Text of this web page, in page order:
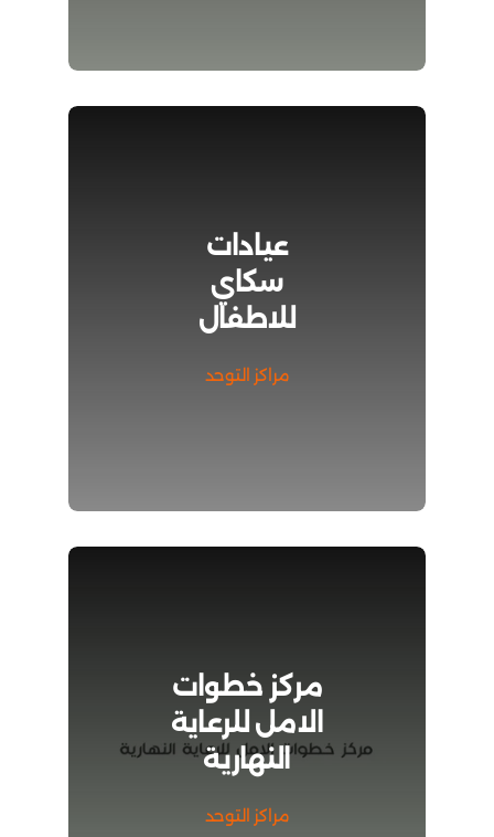
عيادات
سكاي
للاطفال
مراكز التوحد
مركز خطوات
الامل للرعاية
النهارية
مراكز التوحد